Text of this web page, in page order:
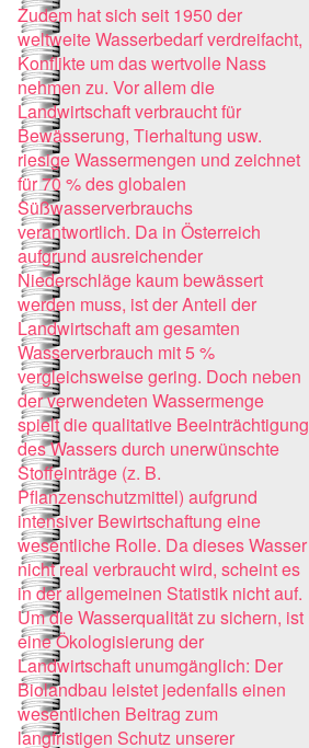
Zudem hat sich seit 1950 der
weltweite Wasserbedarf verdreifacht,
Konflikte um das wertvolle Nass
nehmen zu. Vor allem die
Landwirtschaft verbraucht für
Bewässerung, Tierhaltung usw.
riesige Wassermengen und zeichnet
für 70 % des globalen
Süßwasserverbrauchs
verantwortlich. Da in Österreich
aufgrund ausreichender
Niederschläge kaum bewässert
werden muss, ist der Anteil der
Landwirtschaft am gesamten
Wasserverbrauch mit 5 %
vergleichsweise gering. Doch neben
der verwendeten Wassermenge
spielt die qualitative Beeinträchtigung
des Wassers durch unerwünschte
Stoffeinträge (z. B.
Pflanzenschutzmittel) aufgrund
intensiver Bewirtschaftung eine
wesentliche Rolle. Da dieses Wasser
nicht real verbraucht wird, scheint es
in der allgemeinen Statistik nicht auf.
Um die Wasserqualität zu sichern, ist
eine Ökologisierung der
Landwirtschaft unumgänglich: Der
Biolandbau leistet jedenfalls einen
wesentlichen Beitrag zum
langfristigen Schutz unserer